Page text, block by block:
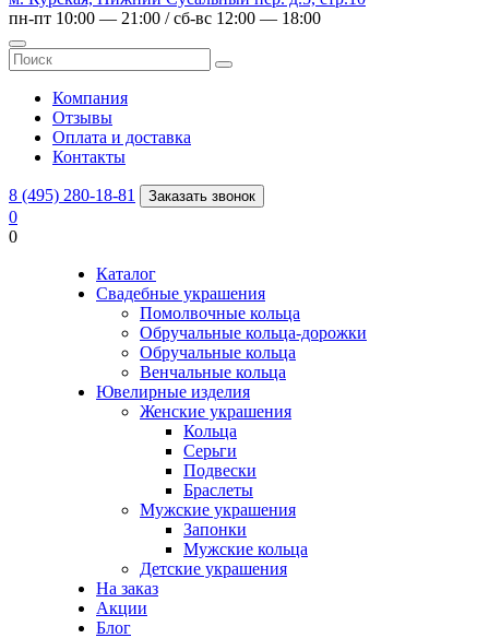
пн-пт 10:00 — 21:00 / сб-вс 12:00 — 18:00
Компания
Отзывы
Оплата и доставка
Контакты
8 (495) 280-18-81 Заказать звонок
0
0
Каталог
Свадебные украшения
Помолвочные кольца
Обручальные кольца-дорожки
Обручальные кольца
Венчальные кольца
Ювелирные изделия
Женские украшения
Кольца
Серьги
Подвески
Браслеты
Мужские украшения
Запонки
Мужские кольца
Детские украшения
На заказ
Акции
Блог